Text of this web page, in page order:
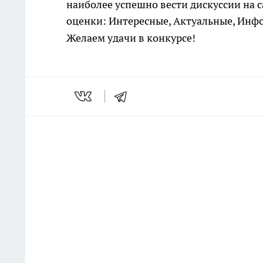
наиболее успешно вести дискуссии на
оценки: Интересные, Актуальные,
Желаем удачи в конкурсе!